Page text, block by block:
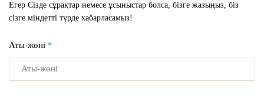
Егер Сізде сұрақтар немесе ұсыныстар болса, бізге жазыңыз, біз
сізге міндетті түрде хабарласамыз!
Аты-жөні *